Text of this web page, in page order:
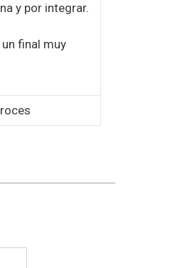
y por integrar.
final muy